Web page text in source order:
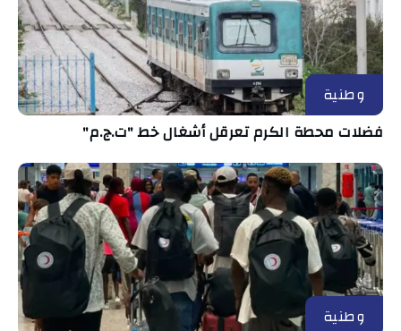
وطنية
فضلات محطة الكرم تعرقل أشغال خط "ت.ج.م"
وطنية